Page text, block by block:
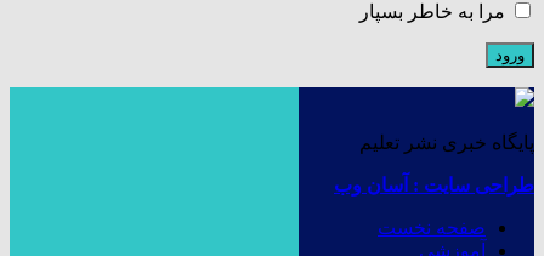
مرا به خاطر بسپار
پایگاه خبری نشر تعلیم
طراحی سایت : آسان وب
صفحه نخست
آموزشی